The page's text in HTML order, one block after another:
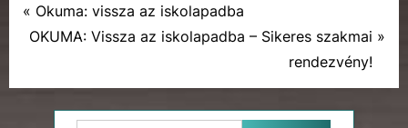
Bejegyzés
P
r
v
Okuma: vissza az iskolapadba
N
x
OKUMA: Vissza az iskolapadba – Sikeres szakmai
rendezvény!